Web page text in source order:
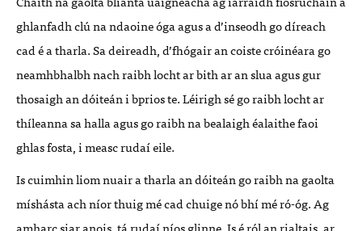
ghlanfadh clú na ndaoine óga agus a d’inseodh go díreach
cad é a tharla. Sa deireadh, d’fhógair an coiste cróinéara go
neamhbhalbh nach raibh locht ar bith ar an slua agus gur
thosaigh an dóiteán i bprios te. Léirigh sé go raibh locht ar
thíleanna sa halla agus go raibh na bealaigh éalaithe faoi
ghlas fosta, i measc rudaí eile.
Is cuimhin liom nuair a tharla an dóiteán go raibh na gaolta
míshásta ach níor thuig mé cad chuige nó bhí mé ró-óg. Ag